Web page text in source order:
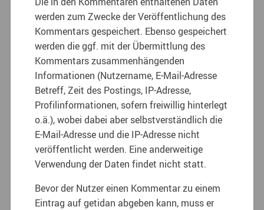
werden zum Zwecke der Veröffentlichung des
Kommentars gespeichert. Ebenso gespeichert
werden die ggf. mit der Übermittlung des
Kommentars zusammenhängenden
Informationen (Nutzername, E-Mail-Adresse
Betreff, Zeit des Postings, IP-Adresse,
Profilinformationen, sofern freiwillig hinterlegt
o.ä.), wobei dabei aber selbstverständlich die
E-Mail-Adresse und die IP-Adresse nicht
veröffentlicht werden. Eine anderweitige
Verwendung der Daten findet nicht statt.
Bevor der Nutzer einen Kommentar zu einem
Eintrag auf getidan abgeben kann, muss er